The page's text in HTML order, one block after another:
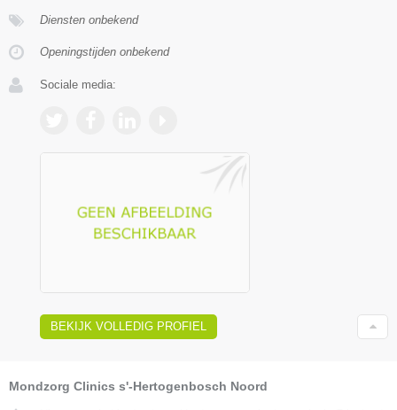
Diensten onbekend
Openingstijden onbekend
Sociale media:
BEKIJK VOLLEDIG PROFIEL
Mondzorg Clinics s'-Hertogenbosch Noord